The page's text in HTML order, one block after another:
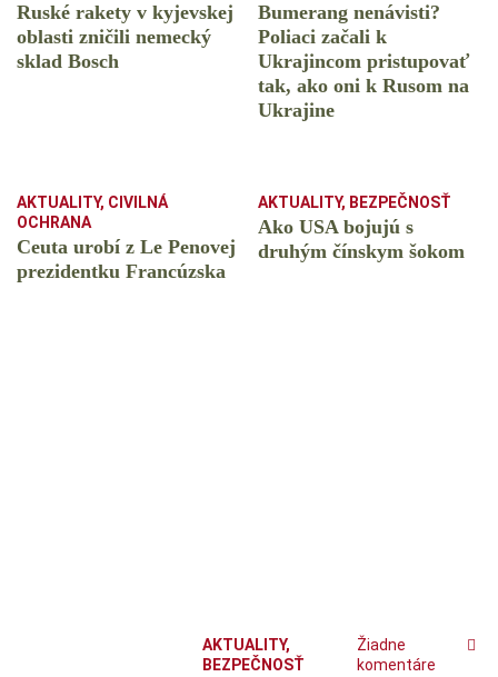
Ruské rakety v kyjevskej
oblasti zničili nemecký
sklad Bosch
Bumerang nenávisti?
Poliaci začali k
Ukrajincom pristupovať
tak, ako oni k Rusom na
Ukrajine
AKTUALITY, CIVILNÁ
OCHRANA
Ceuta urobí z Le Penovej
prezidentku Francúzska
AKTUALITY, BEZPEČNOSŤ
Ako USA bojujú s
druhým čínskym šokom
AKTUALITY,
BEZPEČNOSŤ
Žiadne
komentáre